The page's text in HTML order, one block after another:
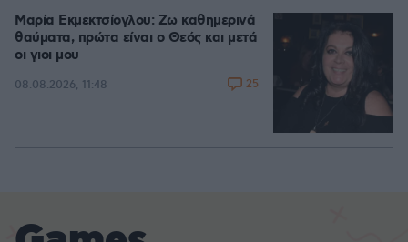
Μαρία Εκμεκτσίογλου: Ζω καθημερινά
θαύματα, πρώτα είναι ο Θεός και μετά
οι γιοι μου
08.08.2026, 11:48 25